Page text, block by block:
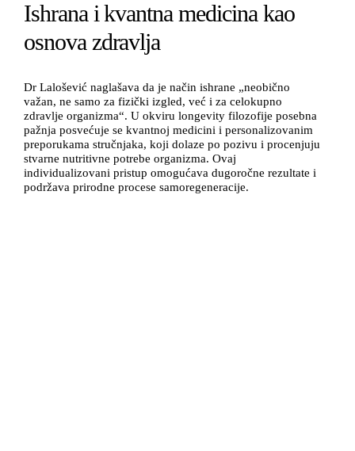
Ishrana i kvantna medicina kao
osnova zdravlja
Dr Lalošević naglašava da je način ishrane „neobično
važan, ne samo za fizički izgled, već i za celokupno
zdravlje organizma“. U okviru longevity filozofije posebna
pažnja posvećuje se kvantnoj medicini i personalizovanim
preporukama stručnjaka, koji dolaze po pozivu i procenjuju
stvarne nutritivne potrebe organizma. Ovaj
individualizovani pristup omogućava dugoročne rezultate i
podržava prirodne procese samoregeneracije.